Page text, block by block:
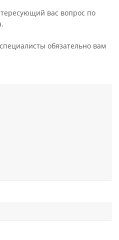
вас вопрос по
обязательно вам